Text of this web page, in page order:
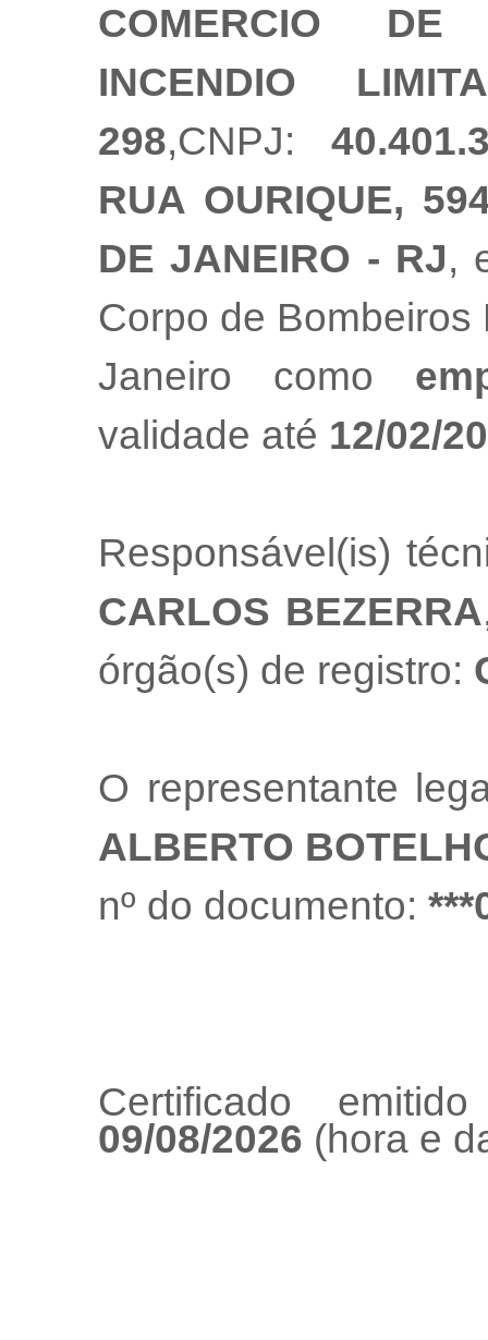
COMERCIO DE
INCENDIO
298,CNPJ:
RUA OURIQUE,
DE JANEIRO - RJ,
Corpo de
Janeiro como
validade até 12/02/
Responsável(is)
CARLOS BEZERRA
órgão(s) de registro:
O representante
ALBERTO
nº do documento:
Certificado
09/08/2026 (hora e